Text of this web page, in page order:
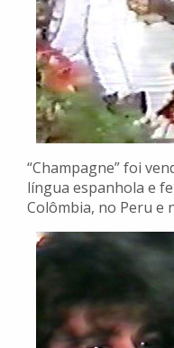
“Champagne” foi
língua espanhola e
Colômbia, no Peru e